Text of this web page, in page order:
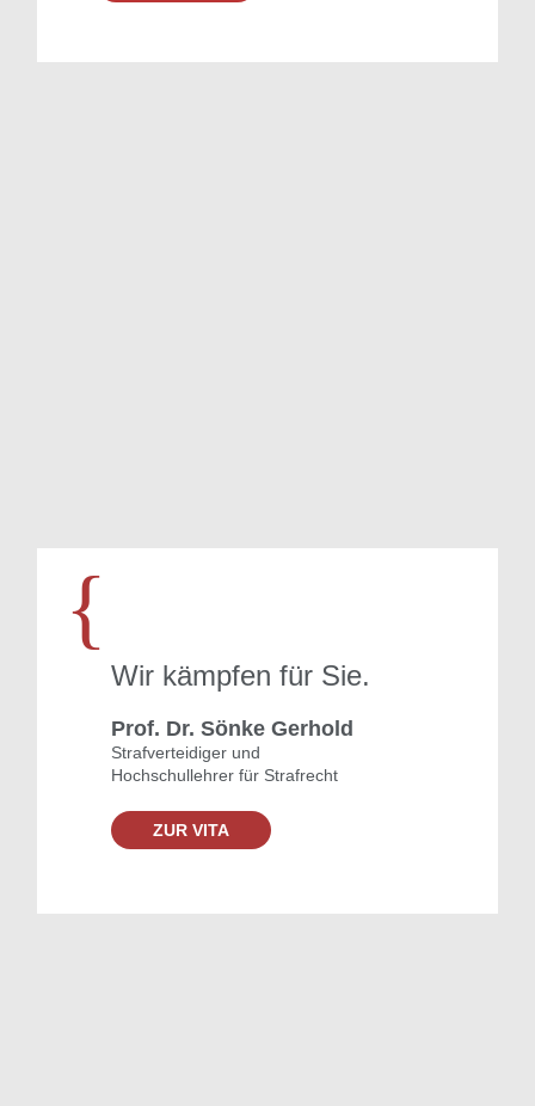
{
Wir kämpfen für Sie.
Prof. Dr. Sönke Gerhold
Strafverteidiger und
Hochschullehrer für Strafrecht
ZUR VITA